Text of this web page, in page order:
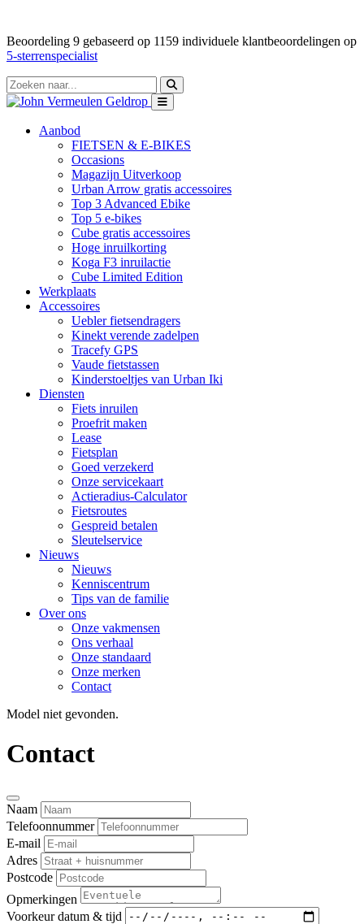
Beoordeling 9 gebaseerd op 1159 individuele klantbeoordelingen op
5-sterrenspecialist
Aanbod
FIETSEN & E-BIKES
Occasions
Magazijn Uitverkoop
Urban Arrow gratis accessoires
Top 3 Advanced Ebike
Top 5 e-bikes
Cube gratis accessoires
Hoge inruilkorting
Koga F3 inruilactie
Cube Limited Edition
Werkplaats
Accessoires
Uebler fietsendragers
Kinekt verende zadelpen
Tracefy GPS
Vaude fietstassen
Kinderstoeltjes van Urban Iki
Diensten
Fiets inruilen
Proefrit maken
Lease
Fietsplan
Goed verzekerd
Onze servicekaart
Actieradius-Calculator
Fietsroutes
Gespreid betalen
Sleutelservice
Nieuws
Nieuws
Kenniscentrum
Tips van de familie
Over ons
Onze vakmensen
Ons verhaal
Onze standaard
Onze merken
Contact
Model niet gevonden.
Contact
Naam
Telefoonnummer
E-mail
Adres
Postcode
Opmerkingen
Voorkeur datum & tijd